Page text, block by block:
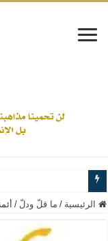
www.alamine.net
مواقف وآراء العلاّمة
الرئيسية / ما قلّ ودلّ /